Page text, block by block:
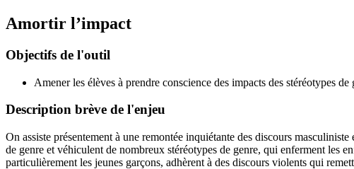
Amortir l’impact
Objectifs de l'outil
Amener les élèves à prendre conscience des impacts des stéréotypes
Description brève de l'enjeu
On assiste présentement à une remontée inquiétante des discours
de genre et véhiculent de nombreux stéréotypes de genre, qui enferment les
particulièrement les jeunes garçons, adhèrent à des discours violents qui